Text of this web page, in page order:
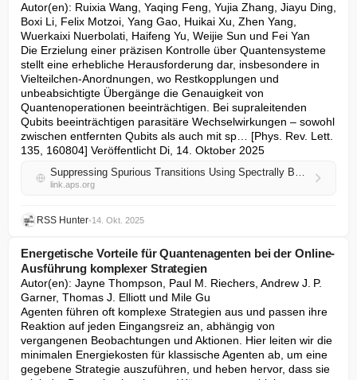
Autor(en): Ruixia Wang, Yaqing Feng, Yujia Zhang, Jiayu Ding,
Boxi Li, Felix Motzoi, Yang Gao, Huikai Xu, Zhen Yang,
Wuerkaixi Nuerbolati, Haifeng Yu, Weijie Sun und Fei Yan
Die Erzielung einer präzisen Kontrolle über Quantensysteme
stellt eine erhebliche Herausforderung dar, insbesondere in
Vielteilchen-Anordnungen, wo Restkopplungen und
unbeabsichtigte Übergänge die Genauigkeit von
Quantenoperationen beeinträchtigen. Bei supraleitenden
Qubits beeinträchtigen parasitäre Wechselwirkungen – sowohl
zwischen entfernten Qubits als auch mit sp… [Phys. Rev. Lett.
135, 160804] Veröffentlicht Di, 14. Oktober 2025
Suppressing Spurious Transitions Using Spectrally Balanced Pulse
link.aps.org
RSS Hunter•14. Okt. 2025
Energetische Vorteile für Quantenagenten bei der Online-
Ausführung komplexer Strategien
Autor(en): Jayne Thompson, Paul M. Riechers, Andrew J. P.
Garner, Thomas J. Elliott und Mile Gu
Agenten führen oft komplexe Strategien aus und passen ihre
Reaktion auf jeden Eingangsreiz an, abhängig von
vergangenen Beobachtungen und Aktionen. Hier leiten wir die
minimalen Energiekosten für klassische Agenten ab, um eine
gegebene Strategie auszuführen, und heben hervor, dass sie